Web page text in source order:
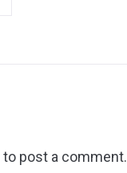
to post a comment.